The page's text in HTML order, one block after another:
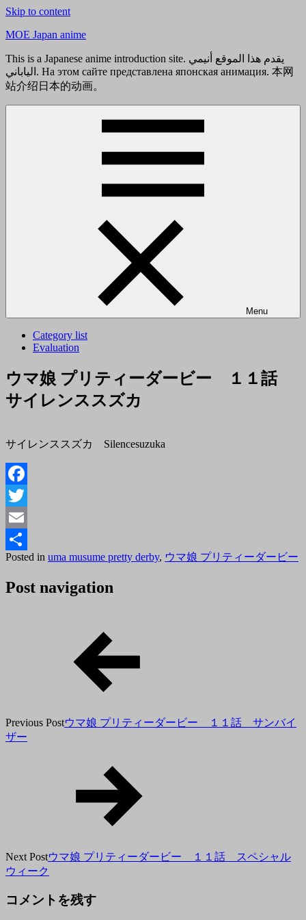
Skip to content
MOE Japan anime
This is a Japanese anime introduction site. يقدم هذا الموقع أنيمي
الياباني. На этом сайте представлена японская анимация. 本网
站介绍日本的动画。
Menu
Category list
Evaluation
ウマ娘 プリティーダービー １１話
サイレンススズカ
サイレンススズカ Silencesuzuka
Facebook
Twitter
Email
共
有
Posted
2018
年
Posted in uma musume pretty derby, ウマ娘 プリティーダービー
Post navigation
Previous Postウマ娘 プリティーダービー １１話 サンバイ
ザー
Next Postウマ娘 プリティーダービー １１話 スペシャル
ウィーク
コメントを残す